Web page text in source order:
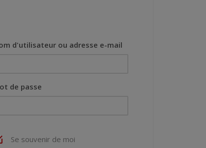
d'utilisateur ou adresse e-mail
de passe
Se souvenir de moi